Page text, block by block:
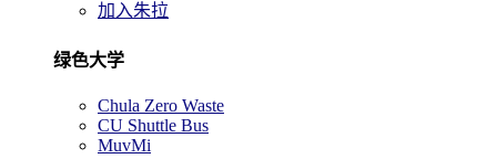
加入朱拉
绿色大学
Chula Zero Waste
CU Shuttle Bus
MuvMi